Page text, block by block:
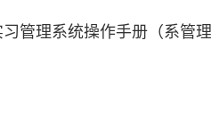
习管理系统操作手册（系管